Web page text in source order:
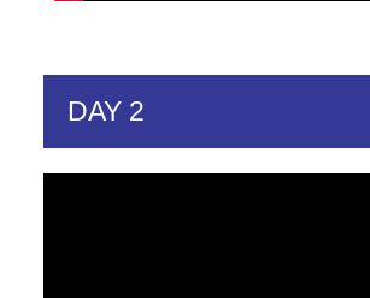
DAY 2